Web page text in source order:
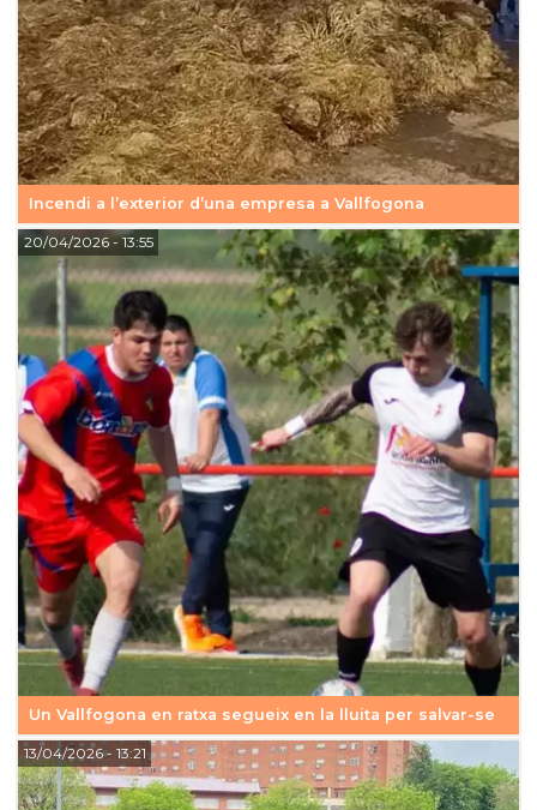
Incendi a l’exterior d’una empresa a Vallfogona
Un Vallfogona en ratxa segueix en la lluita per salvar-se
20/04/2026- 13:55
13/04/2026- 13:21